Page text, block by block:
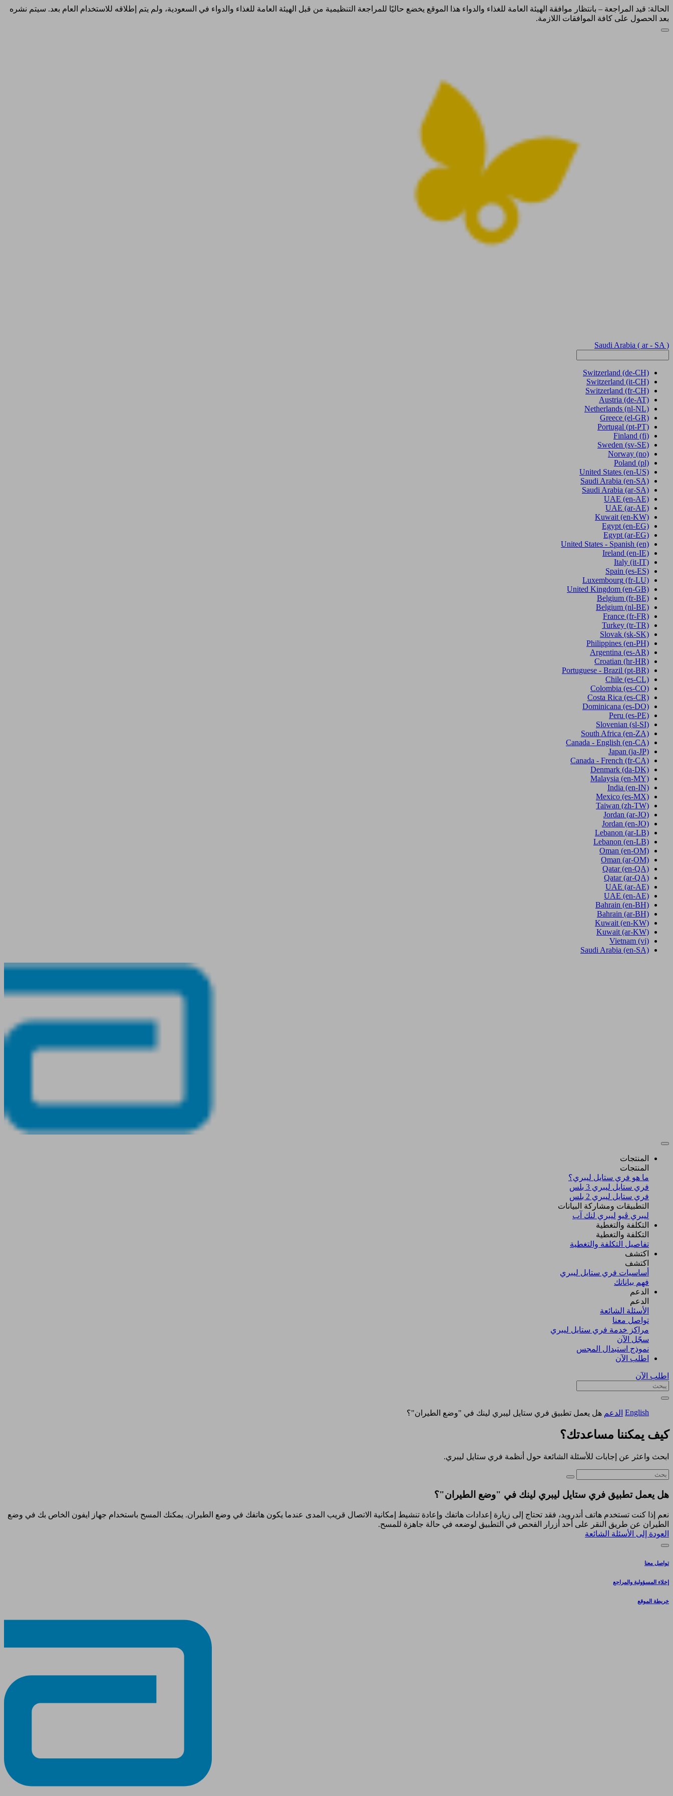
الحالة: قيد المراجعة – بانتظار موافقة الهيئة العامة للغذاء والدواء هذا الموقع يخضع حاليًا للمراجعة التنظيمية من قبل الهيئة العامة للغذاء والدواء في السعودية، ولم يتم إطلاقه للاستخدام العام بعد. سيتم نشره
بعد الحصول على كافة الموافقات اللازمة.
Saudi Arabia ( ar - SA )
Switzerland (de-CH)
Switzerland (it-CH)
Switzerland (fr-CH)
Austria (de-AT)
Netherlands (nl-NL)
Greece (el-GR)
Portugal (pt-PT)
Finland (fi)
Sweden (sv-SE)
Norway (no)
Poland (pl)
United States (en-US)
Saudi Arabia (en-SA)
Saudi Arabia (ar-SA)
UAE (en-AE)
UAE (ar-AE)
Kuwait (en-KW)
Egypt (en-EG)
Egypt (ar-EG)
United States - Spanish (en)
Ireland (en-IE)
Italy (it-IT)
Spain (es-ES)
Luxembourg (fr-LU)
United Kingdom (en-GB)
Belgium (fr-BE)
Belgium (nl-BE)
France (fr-FR)
Turkey (tr-TR)
Slovak (sk-SK)
Philippines (en-PH)
Argentina (es-AR)
Croatian (hr-HR)
Portuguese - Brazil (pt-BR)
Chile (es-CL)
Colombia (es-CO)
Costa Rica (es-CR)
Dominicana (es-DO)
Peru (es-PE)
Slovenian (sl-SI)
South Africa (en-ZA)
Canada - English (en-CA)
Japan (ja-JP)
Canada - French (fr-CA)
Denmark (da-DK)
Malaysia (en-MY)
India (en-IN)
Mexico (es-MX)
Taiwan (zh-TW)
Jordan (ar-JO)
Jordan (en-JO)
Lebanon (ar-LB)
Lebanon (en-LB)
Oman (en-OM)
Oman (ar-OM)
Qatar (en-QA)
Qatar (ar-QA)
UAE (ar-AE)
UAE (en-AE)
Bahrain (en-BH)
Bahrain (ar-BH)
Kuwait (en-KW)
Kuwait (ar-KW)
Vietnam (vi)
Saudi Arabia (en-SA)
المنتجات
المنتجات
ما هو فري ستايل ليبري؟
فري ستايل ليبري 3 بلس​
فري ستايل ليبري 2 بلس​
التطبيقات ومشاركة البيانات
ليبري ڤيو ليبري لنك آب
التكلفة والتغطية
التكلفة والتغطية
تفاصيل التكلفة والتغطية
اكتشف​
اكتشف​
أساسيات فري ستايل ليبري
فهم بياناتك
الدعم
الدعم
الأسئلة الشائعة
تواصل معنا
مراكز خدمة فري ستايل ليبري
سجّل الآن​
نموذج استبدال المجس
اطلب الآن
اطلب الآن
English الدعم هل يعمل تطبيق فري ستايل ليبري لينك في "وضع الطيران"؟
كيف يمكننا مساعدتك؟
ابحث واعثر عن إجابات للأسئلة الشائعة حول أنظمة فري ستايل ليبري.
هل يعمل تطبيق فري ستايل ليبري لينك في "وضع الطيران"؟
نعم إذا كنت تستخدم هاتف أندرويد، فقد تحتاج إلى زيارة إعدادات هاتفك وإعادة تنشيط إمكانية الاتصال قريب المدى عندما يكون هاتفك في وضع الطيران. يمكنك المسح باستخدام جهاز ايفون الخاص بك في وضع
الطيران عن طريق النقر على أحد أزرار الفحص في التطبيق لوضعه في حالة جاهزة للمسح.
العودة إلى الأسئلة الشائعة
تواصل معنا
إخلاء المسؤولية والمراجع
خريطة الموقع